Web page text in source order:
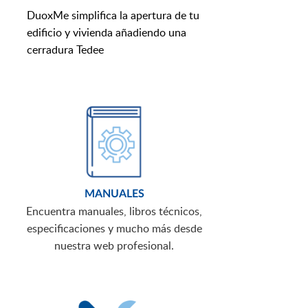
DuoxMe simplifica la apertura de tu
edificio y vivienda añadiendo una
cerradura Tedee
MANUALES
Encuentra manuales, libros técnicos,
especificaciones y mucho más desde
nuestra web profesional.